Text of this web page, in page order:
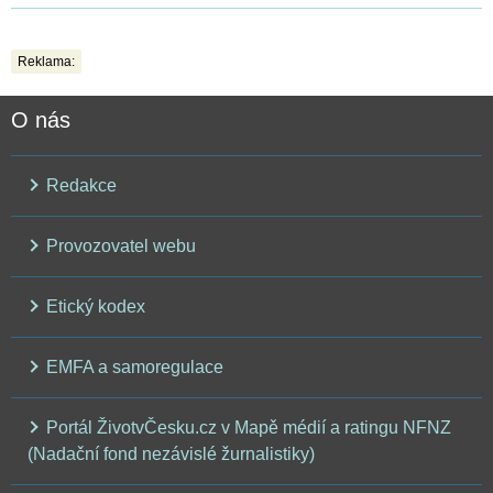
Reklama:
O nás
Redakce
Provozovatel webu
Etický kodex
EMFA a samoregulace
Portál ŽivotvČesku.cz v Mapě médií a ratingu NFNZ
(Nadační fond nezávislé žurnalistiky)